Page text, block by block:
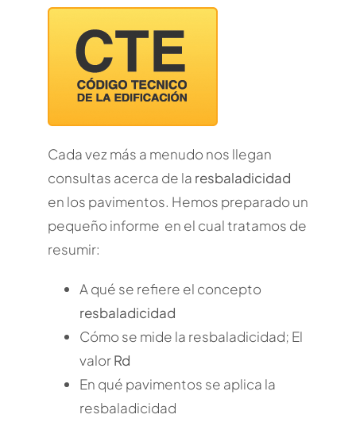
Cada vez más a menudo nos llegan
consultas acerca de la resbaladicidad
en los pavimentos. Hemos preparado un
pequeño informe en el cual tratamos de
resumir:
A qué se refiere el concepto
resbaladicidad
Cómo se mide la resbaladicidad; El
valorRd
En qué pavimentos se aplica la
resbaladicidad